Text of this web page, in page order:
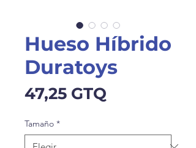
Hueso Híbrido
Duratoys
47,25 GTQ
Tamaño *